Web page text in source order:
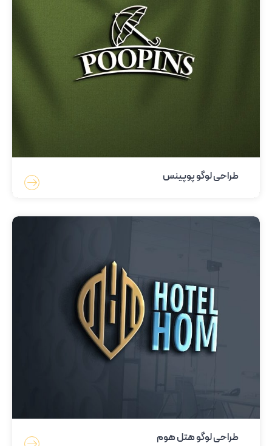
طراحی لوگو پوپینس
طراحی لوگو هتل هوم